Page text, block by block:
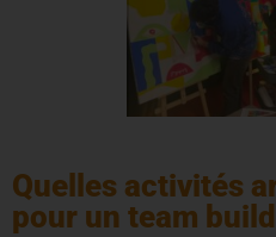
Quelles activités
pour un team